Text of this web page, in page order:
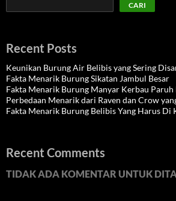
CARI
Recent Posts
Keunikan Burung Air Belibis yang Sering
Fakta Menarik Burung Sikatan Jambul Besar
Fakta Menarik Burung Manyar Kerbau Paruh
Perbedaan Menarik dari Raven dan Crow
Fakta Menarik Burung Belibis Yang Harus Di
Recent Comments
TIDAK ADA KOMENTAR UNTUK